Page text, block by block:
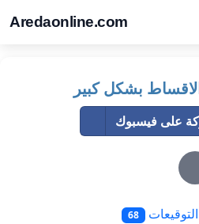
Aredaonline.com
بشكل كبير
على فيسبوك
التوقيعات 68